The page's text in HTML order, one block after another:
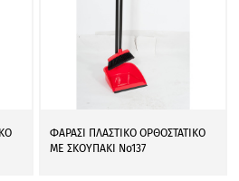
ΦΑΡΑΣΙ ΠΛΑΣΤΙΚΟ ΟΡΘΟΣΤΑΤΙΚΟ
ΜΕ ΣΚΟΥΠΑΚΙ Νο137